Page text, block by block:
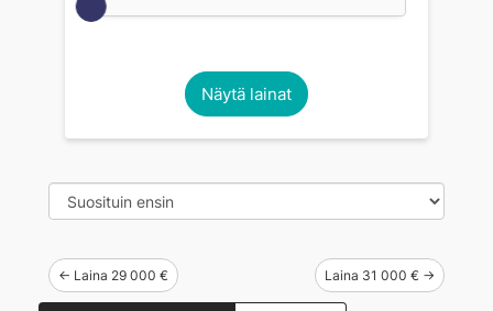
Näytä lainat
← Laina 29 000 € Laina 31 000 € →